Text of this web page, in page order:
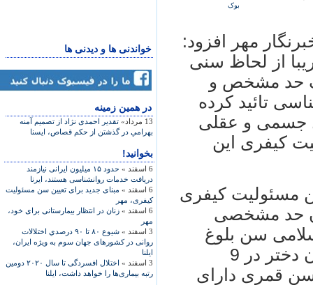
خواندنی ها و دیدنی ها
در همين زمينه
13 مرداد»
تقدير احمدی نژاد از تصميم آمنه
بهرامي در گذشتن از حکم قصاص، ایسنا
بخوانید!
6 اسفند »
حدود ۱۵ میلیون ایرانی نیازمند
دریافت خدمات روانشناسی هستند، ایرنا
6 اسفند »
مبنای جدید برای تعیین سن مسئولیت
کیفری، مهر
6 اسفند »
زنان در انتظار بیمارستانی برای خود،
مهر
3 اسفند »
شیوع ۸۰ تا ۹۰ درصدي اختلالات
روانی در کشورهای جهان سوم به ویژه ایران،
ایلنا
3 اسفند »
اختلال افسردگی تا سال ۲۰۲۰ دومین
رتبه بیماری‌ها را خواهد داشت، ایلنا
بوک
مهر افزود:
از لحاظ سنی
حد مشخص و
تائید کرده
به تعادل جسمی و عقلی
کیفری این
مسئولیت کیفری
حد مشخصی
اسلامی سن بلوغ
جسمی مبنا قرار داده شد و بر اساس آن دختر در 9
اساس سن قمری دارای